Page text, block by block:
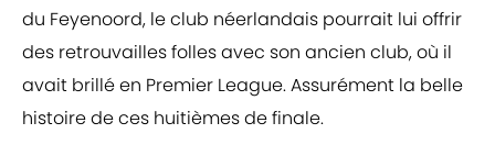
du Feyenoord, le club néerlandais pourrait lui offrir
des retrouvailles folles avec son ancien club, où il
avait brillé en Premier League. Assurément la belle
histoire de ces huitièmes de finale.